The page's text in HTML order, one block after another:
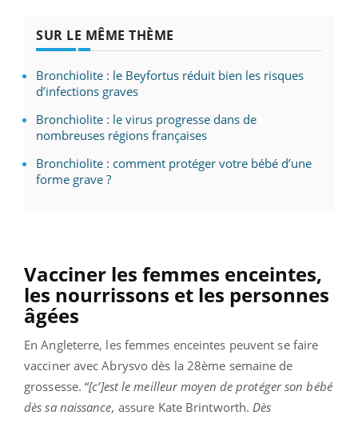
SUR LE MÊME THÈME
Bronchiolite : le Beyfortus réduit bien les risques
d’infections graves
Bronchiolite : le virus progresse dans de
nombreuses régions françaises
Bronchiolite : comment protéger votre bébé d’une
forme grave ?
Vacciner les femmes enceintes,
les nourrissons et les personnes
âgées
En Angleterre, les femmes enceintes peuvent se faire
vacciner avec Abrysvo dès la 28ème semaine de
grossesse. “[c’]est le meilleur moyen de protéger son bébé
dès sa naissance, assure Kate Brintworth. Dès